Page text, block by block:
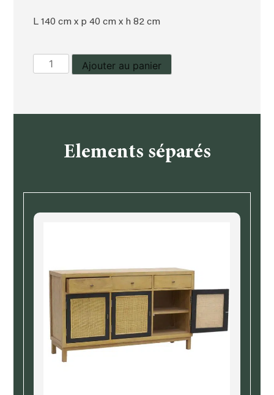
L 140 cm x p 40 cm x h 82 cm
quantité
de
Ajouter au panier
Elements séparés